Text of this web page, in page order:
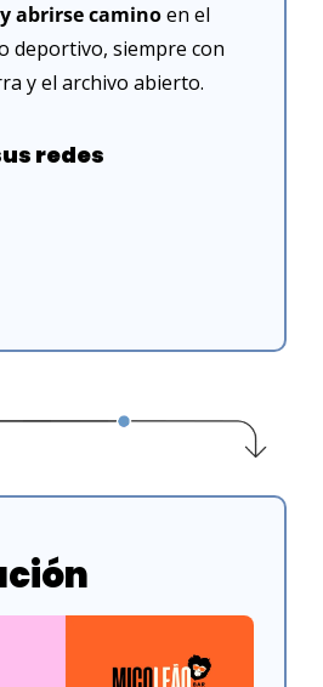
abrirse camino en el
deportivo, siempre con
y el archivo abierto.
redes